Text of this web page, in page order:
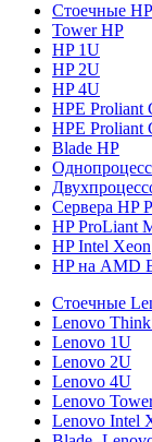
Стоечные HP
Tower HP
HP 1U
HP 2U
HP 4U
HPE Proliant
HPE Proliant
Blade HP
Сервера HP
HP ProLiant
HP Intel Xeon
HP на AMD
Стоечные
Lenovo
Lenovo 1U
Lenovo 2U
Lenovo 4U
Lenovo
Lenovo Intel